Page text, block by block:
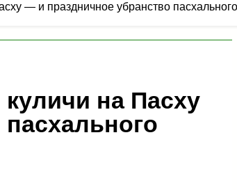
— и праздничное убранство
на Пасху